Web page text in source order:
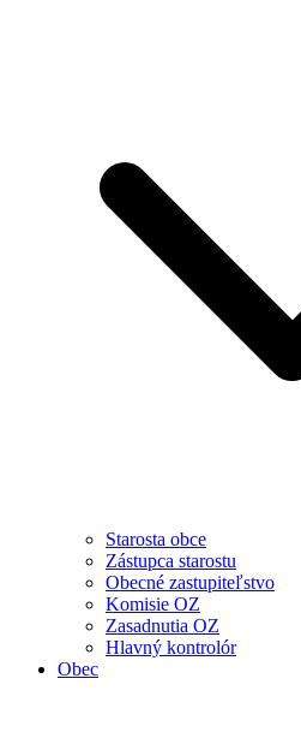
Starosta obce
Zástupca starostu
Obecné zastupiteľstvo
Komisie OZ
Zasadnutia OZ
Hlavný kontrolór
Obec